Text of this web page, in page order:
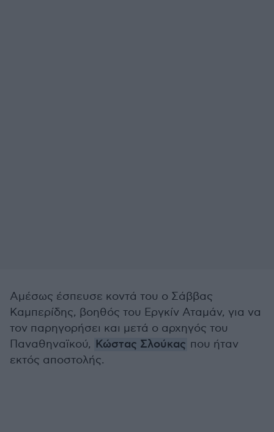
Αμέσως έσπευσε κοντά του ο Σάββας
Καμπερίδης, βοηθός του Εργκίν Αταμάν, για να
τον παρηγορήσει και μετά ο αρχηγός του
Παναθηναϊκού, Κώστας Σλούκας που ήταν
εκτός αποστολής.